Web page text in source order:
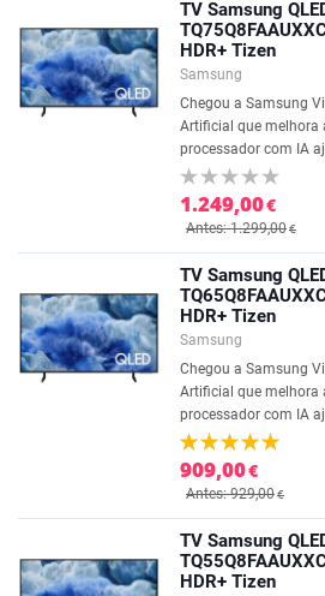
TV Samsung
HDR+ Tizen
Samsung
Chegou a Samsung
Artificial que melhora
processador com IA
1.249,00€
Antes: 1.299,00€
TV Samsung
HDR+ Tizen
Samsung
Chegou a Samsung
Artificial que melhora
processador com IA
909,00€
Antes: 929,00€
TV Samsung
HDR+ Tizen